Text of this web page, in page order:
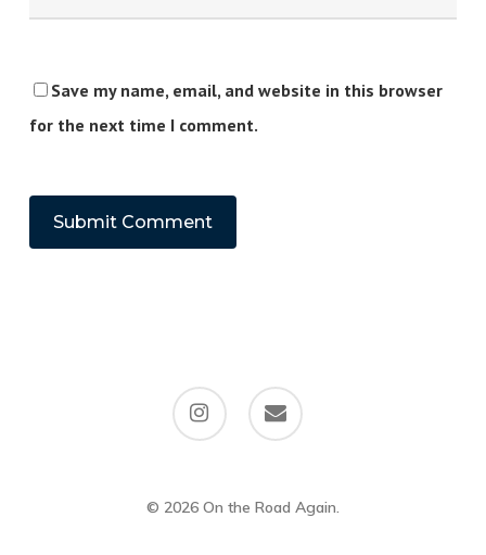
Save my name, email, and website in this browser
for the next time I comment.
instagram email
© 2026 On the Road Again.